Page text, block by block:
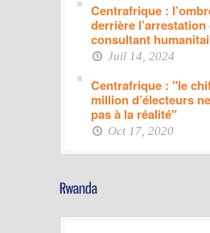
Centrafrique :
derrière l’arrestation
consultant
Juil 14, 2024
Centrafrique : "le
million d’électeurs
pas à la réalité"
Oct 17, 2020